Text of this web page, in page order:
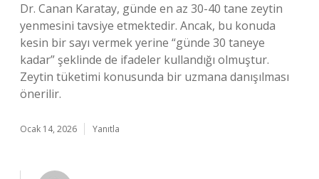
Dr. Canan Karatay, günde en az 30-40 tane zeytin
yenmesini tavsiye etmektedir. Ancak, bu konuda
kesin bir sayı vermek yerine “günde 30 taneye
kadar” şeklinde de ifadeler kullandığı olmuştur.
Zeytin tüketimi konusunda bir uzmana danışılması
önerilir.
Ocak 14, 2026 Yanıtla